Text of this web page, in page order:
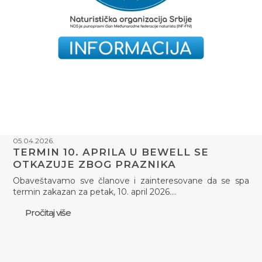
05.04.2026.
TERMIN 10. APRILA U BEWELL SE
OTKAZUJE ZBOG PRAZNIKA
Obaveštavamo sve članove i zainteresovane da se spa
termin zakazan za petak, 10. april 2026.…
Pročitaj više